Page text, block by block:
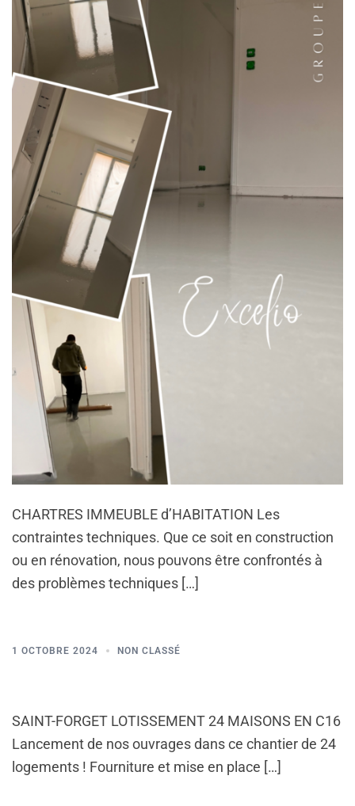
CHARTRES IMMEUBLE d’HABITATION Les
contraintes techniques. Que ce soit en construction
ou en rénovation, nous pouvons être confrontés à
des problèmes techniques […]
1 OCTOBRE 2024 NON CLASSÉ
SAINT-FORGET LOTISSEMENT 24 MAISONS EN C16
Lancement de nos ouvrages dans ce chantier de 24
logements ! Fourniture et mise en place […]